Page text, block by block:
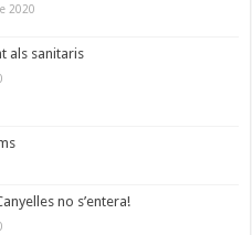
2020
als sanitaris
no s’entera!